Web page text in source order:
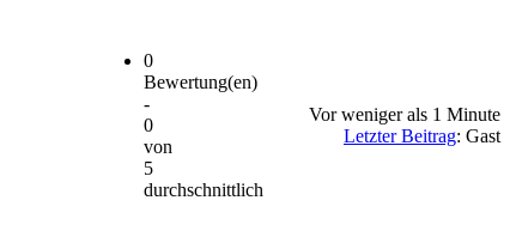
0
Bewertung(en)
-
0
von
5
durchschnittlich
Vor weniger als 1 Minute
Letzter Beitrag: Gast